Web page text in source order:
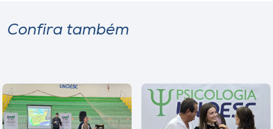
Confira também